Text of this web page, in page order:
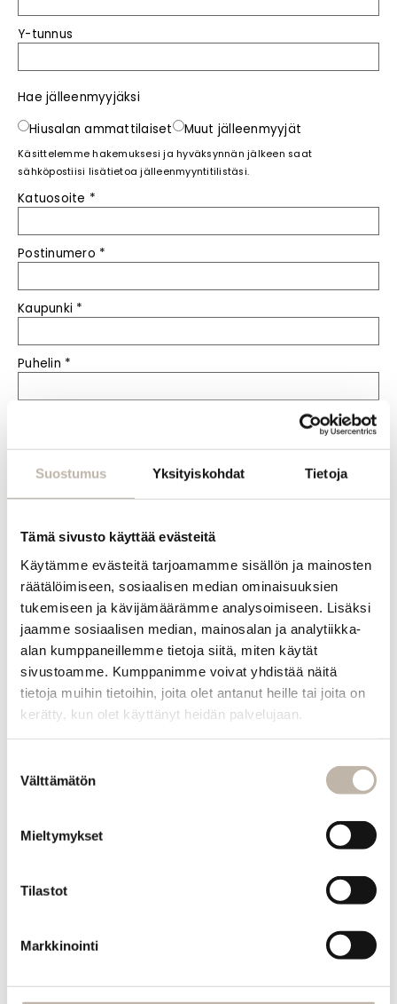
Suostumus Yksityiskohdat Tietoja
Tämä sivusto käyttää evästeitä
Käytämme evästeitä tarjoamamme sisällön ja mainosten
räätälöimiseen, sosiaalisen median ominaisuuksien
tukemiseen ja kävijämäärämme analysoimiseen. Lisäksi
jaamme sosiaalisen median, mainosalan ja analytiikka-
alan kumppaneillemme tietoja siitä, miten käytät
sivustoamme. Kumppanimme voivat yhdistää näitä
tietoja muihin tietoihin, joita olet antanut heille tai joita on
kerätty, kun olet käyttänyt heidän palvelujaan.
valinta
Välttämätön
Mieltymykset
Tilastot
Markkinointi
Y-tunnus
Hae jälleenmyyjäksi
Hiusalan ammattilaiset
Muut jälleenmyyjät
Käsittelemme hakemuksesi ja hyväksynnän jälkeen saat
sähköpostiisi lisätietoa jälleenmyyntitilistäsi.
Katuosoite *
Postinumero *
Kaupunki *
Puhelin *
Sähköposti uudelleen*
Salasana
Pituus vähintään 12 merkkiä
Salasana uudelleen*
Pituus vähintään 12 merkkiä
Lähetä opiskelijatodistus henkilötunnus peitettynä
sähköpostiin info@bphair.fi
Tietojen käyttö:*
antamiani tietoja voidaan käyttää selosteessa
mainittuihin käyttötarkoituksiin.